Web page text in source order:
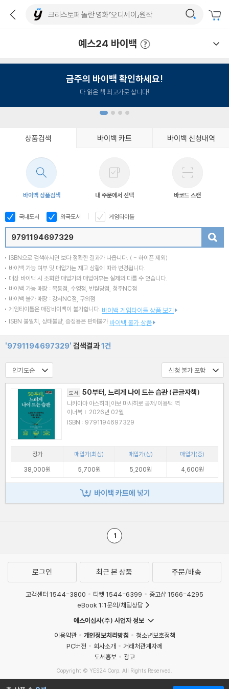
예스24 바이백
금주의 바이백 확인하세요!
다 읽은 책 최고가로 삽니다!
상품검색 바이백 카트 바이백 신청내역
바이백 상품검색 내 주문에서 선택 바코드 스캔
국내도서 외국도서 게임타이틀
ISBN으로 검색하시면 보다 정확한 결과가 나옵니다. ( - 하이픈 제외)
바이백 가능 여부 및 매입가는 재고 상황에 따라 변경됩니다.
매장 바이백 시 조회한 매입가와 매입여부는 실제와 다를 수 있습니다.
바이백 가능 매장 : 목동점, 수영점, 반월당점, 청주NC점
바이백 불가 매장 : 강서NC점, 구의점
게임타이틀은 매장바이백이 불가합니다. 바이백 게임타이틀 상품 보기
ISBN 불일치, 상태불량, 증정용은 판매불가 바이백 불가 상품
'9791194697329' 검색결과1건
도서 50부터, 느리게 나이 드는 습관 (큰글자책)
나카야마 야스히데,아보 마사히로 공저/이용택 역
이너북 | 2026년 02월
ISBN : 9791194697329
정가 매입가(최상) 매입가(상)
매입가(중)
38,000원
5,700원 5,200원 4,600원
바이백 카트에 넣기
1
로그인 최근 본 상품 주문/배송
고객센터 1544-3800 티켓 1544-6399
중고샵 1566-4295
eBook 1:1문의/채팅상담
예스이십사(주) 사업자 정보
이용약관
개인정보처리방침
청소년보호정책
PC버전
회사소개
거래처관계자께
도서홍보
광고
Copyright © YES24 Corp. All Rights Reserved.
MATOM7